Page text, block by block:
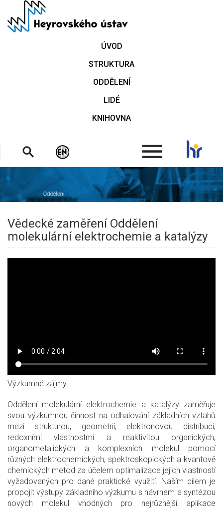
hlavnímu
ÚVOD
STRUKTURA
ODDĚLENÍ
LIDÉ
KNIHOVNA
.
Vědecké zaměření Oddělení
molekulární elektrochemie a katalýzy
Výzkumné zájmy
Oddělení molekulární elektrochemie a katalýzy zaměřuje
svou výzkumnou činnost na odhalování základních vztahů
mezi strukturou, geometrií, elektronovou distribucí,
redoxními vlastnostmi a reaktivitou organických,
organometalických a komplexních molekul pomocí
různých elektrochemických, spektroskopických a kvantově
chemických metod za účelem optimalizace jejich vlastností
vyžadovaných pro dané praktické využití. Naším cílem je
propojit výstupy základního výzkumu s návrhem a syntézou
nových molekul vhodných pro nejrůznější aplikace